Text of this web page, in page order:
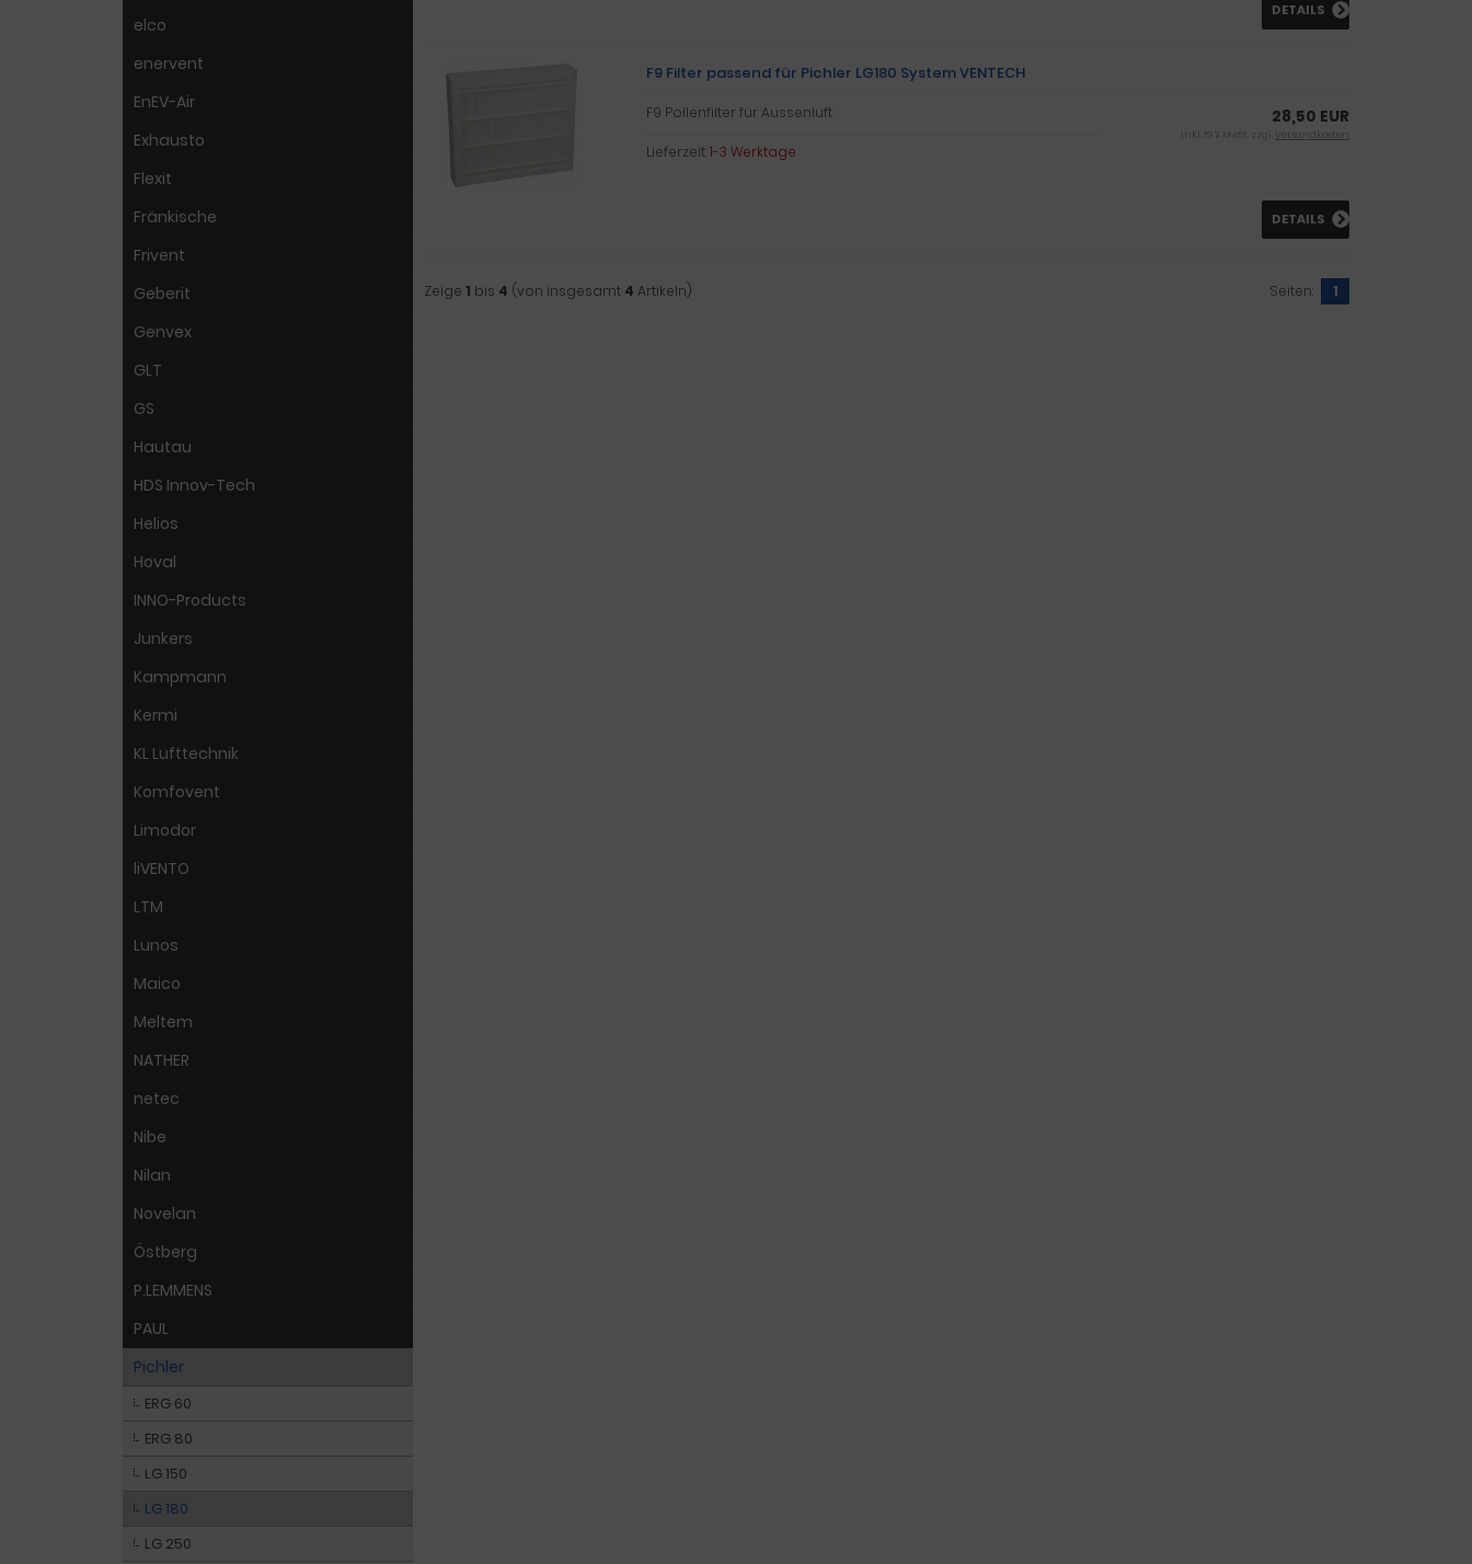
DETAILS
F9 Filter passend für Pichler LG180 System VENTECH
F9 Pollenfilter für Aussenluft
Lieferzeit:1-3 Werktage
28,50 EUR
inkl. 19 % MwSt. zzgl. Versandkosten
DETAILS
Zeige 1 bis 4 (von insgesamt 4 Artikeln) Seiten: 1
elco
enervent
EnEV-Air
Exhausto
Flexit
Fränkische
Frivent
Geberit
Genvex
GLT
GS
Hautau
HDS Innov-Tech
Helios
Hoval
INNO-Products
Junkers
Kampmann
Kermi
KL Lufttechnik
Komfovent
Limodor
liVENTO
LTM
Lunos
Maico
Meltem
NATHER
netec
Nibe
Nilan
Novelan
Östberg
P.LEMMENS
PAUL
Pichler
ERG 60
ERG 80
LG 150
LG 180
LG 250